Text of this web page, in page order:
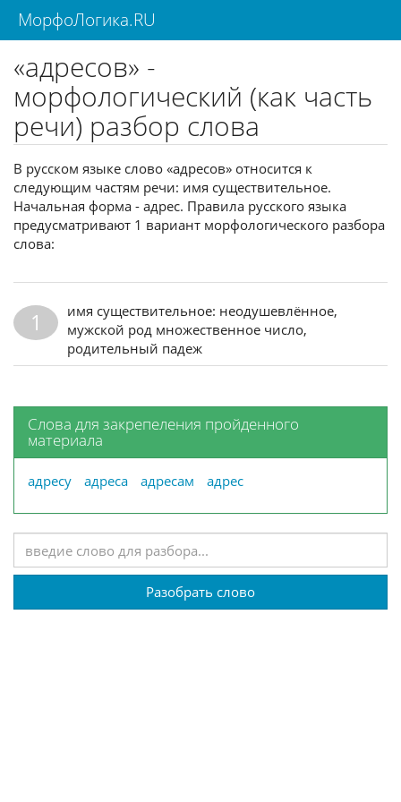
МорфоЛогика.RU
«адресов» -
морфологический (как часть
речи) разбор слова
В русском языке слово «адресов» относится к
следующим частям речи: имя существительное.
Начальная форма - адрес. Правила русского языка
предусматривают 1 вариант морфологического разбора
слова:
1
имя существительное: неодушевлённое,
мужской род множественное число,
родительный падеж
Слова для закрепеления пройденного
материала
адресу адреса адресам адрес
Разобрать слово